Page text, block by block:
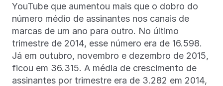
YouTube que aumentou mais que o dobro do
número médio de assinantes nos canais de
marcas de um ano para outro. No último
trimestre de 2014, esse número era de 16.598.
Já em outubro, novembro e dezembro de 2015,
ficou em 36.315. A média de crescimento de
assinantes por trimestre era de 3.282 em 2014,